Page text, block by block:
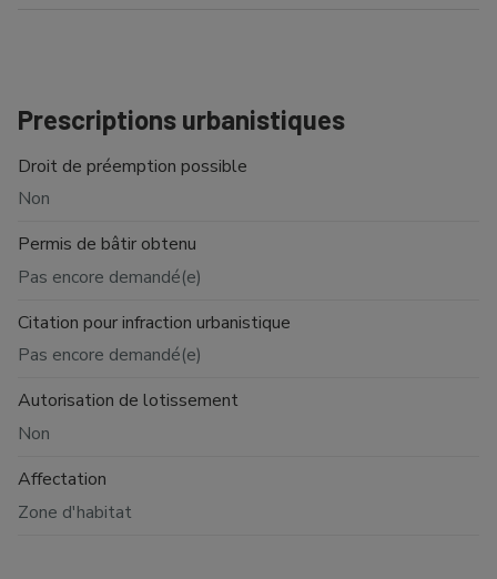
Prescriptions urbanistiques
Droit de préemption possible
Non
Permis de bâtir obtenu
Pas encore demandé(e)
Citation pour infraction urbanistique
Pas encore demandé(e)
Autorisation de lotissement
Non
Affectation
Zone d'habitat